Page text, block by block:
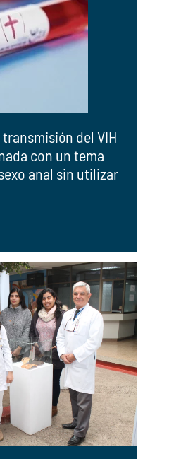
del VIH
con un tema
anal sin utilizar